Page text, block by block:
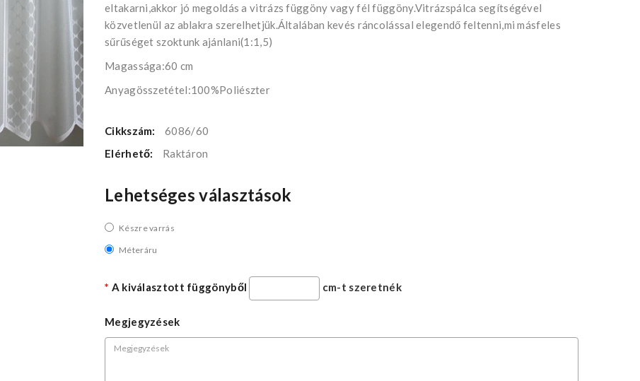
eltakarni,akkor jó megoldás a vitrázs függöny vagy fél függöny.Vitrázspálca segítségével
közvetlenül az ablakra szerelhetjük.Általában kevés ráncolással elegendő feltenni,mi másfeles
sűrűséget szoktunk ajánlani(1:1,5)
Magassága:60 cm
Anyagösszetétel:100%Poliészter
Cikkszám:
6086/60
Elérhető:
Raktáron
Lehetséges választások
Készre varrás
Méteráru
A kiválasztott függönyből cm-t szeretnék
Megjegyzések